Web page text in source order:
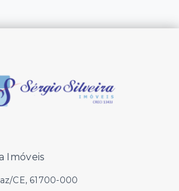
Imóveis
CE, 61700-000